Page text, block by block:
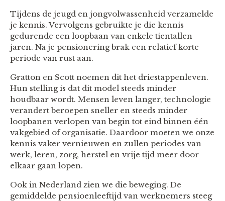
Tijdens de jeugd en jongvolwassenheid verzamelde
je kennis. Vervolgens gebruikte je die kennis
gedurende een loopbaan van enkele tientallen
jaren. Na je pensionering brak een relatief korte
periode van rust aan.
Gratton en Scott noemen dit het driestappenleven.
Hun stelling is dat dit model steeds minder
houdbaar wordt. Mensen leven langer, technologie
verandert beroepen sneller en steeds minder
loopbanen verlopen van begin tot eind binnen één
vakgebied of organisatie. Daardoor moeten we onze
kennis vaker vernieuwen en zullen periodes van
werk, leren, zorg, herstel en vrije tijd meer door
elkaar gaan lopen.
Ook in Nederland zien we die beweging. De
gemiddelde pensioenleeftijd van werknemers steeg